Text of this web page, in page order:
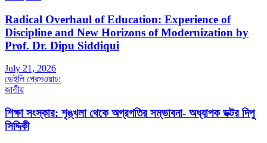
Radical Overhaul of Education: Experience of
Discipline and New Horizons of Modernization by
Prof. Dr. Dipu Siddiqui
July 21, 2026
ডেইলি প্রেসওয়াচ:
জাতীয়
শিক্ষা সংস্কার: শৃঙ্খলা থেকে অগ্রগতির সম্ভাবনা- অধ্যাপক ডক্টর দিপু
সিদ্দিকী